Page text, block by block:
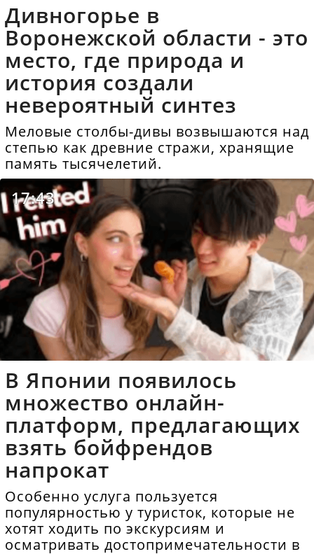
Дивногорье в
Воронежской области - это
место, где природа и
история создали
невероятный синтез
Меловые столбы-дивы возвышаются над
степью как древние стражи, хранящие
память тысячелетий.
17:43
В Японии появилось
множество онлайн-
платформ, предлагающих
взять бойфрендов
напрокат
Особенно услуга пользуется
популярностью у туристок, которые не
хотят ходить по экскурсиям и
осматривать достопримечательности в